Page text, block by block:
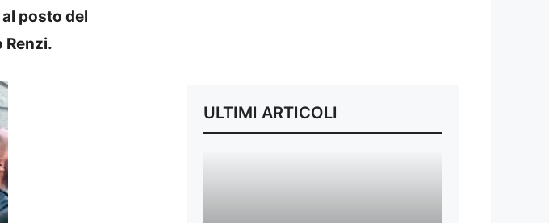
posto del
Renzi.
ULTIMI ARTICOLI